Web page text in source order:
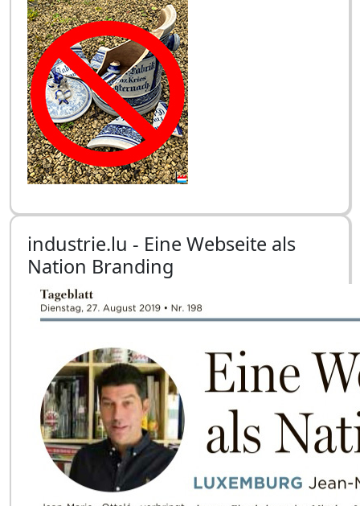
industrie.lu - Eine Webseite als
Nation Branding